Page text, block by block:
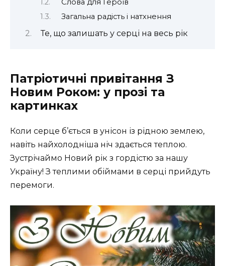
Слова для Героїв
Загальна радість і натхнення
Те, що залишать у серці на весь рік
Патріотичні привітання З
Новим Роком: у прозі та
картинках
Коли серце б’ється в унісон із рідною землею,
навіть найхолодніша ніч здається теплою.
Зустрічаймо Новий рік з гордістю за нашу
Україну! З теплими обіймами в серці прийдуть
перемоги.